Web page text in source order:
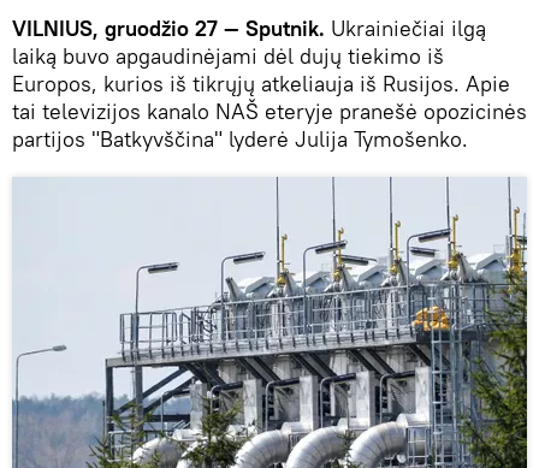
VILNIUS, gruodžio 27 — Sputnik. Ukrainiečiai ilgą
laiką buvo apgaudinėjami dėl dujų tiekimo iš
Europos, kurios iš tikrųjų atkeliauja iš Rusijos. Apie
tai televizijos kanalo NAŠ eteryje pranešė opozicinės
partijos "Batkyvščina" lyderė Julija Tymošenko.